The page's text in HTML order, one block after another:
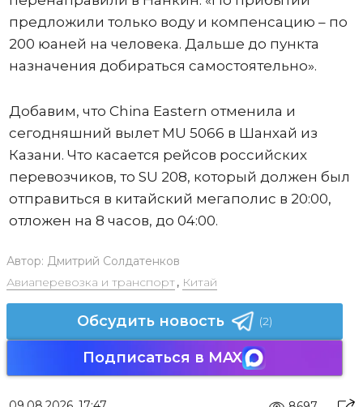
предложили только воду и компенсацию – по
200 юаней на человека. Дальше до пункта
назначения добираться самостоятельно».
Добавим, что China Eastern отменила и
сегодняшний вылет MU 5066 в Шанхай из
Казани. Что касается рейсов российских
перевозчиков, то SU 208, который должен был
отправиться в китайский мегаполис в 20:00,
отложен на 8 часов, до 04:00.
Автор: Дмитрий Солдатенков
Авиаперевозка и транспорт, Китай
Обсудить новость (2)
Подписаться в MAX